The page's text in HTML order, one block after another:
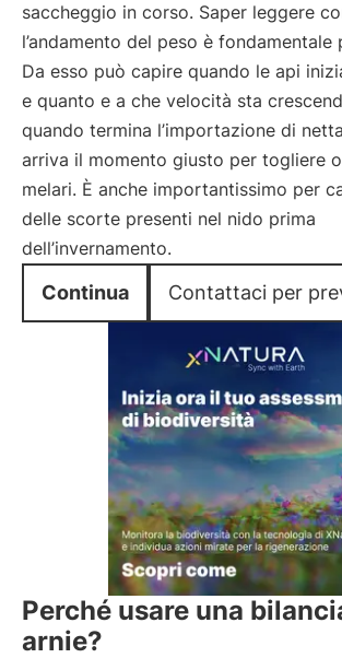
saccheggio in corso. Saper leggere
l’andamento del peso è fondamentale
Da esso può capire quando le api
e quanto e a che velocità sta
quando termina l’importazione di
arriva il momento giusto per togliere
melari. È anche importantissimo per
delle scorte presenti nel nido prima
dell’invernamento.
Continua Contattaci per
Perché usare una
arnie?